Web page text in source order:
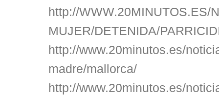
http://WWW.20MINUTOS.ES/
MUJER/DETENIDA/
http://www.20minutos.es/
madre/mallorca/
http://www.20minutos.es/